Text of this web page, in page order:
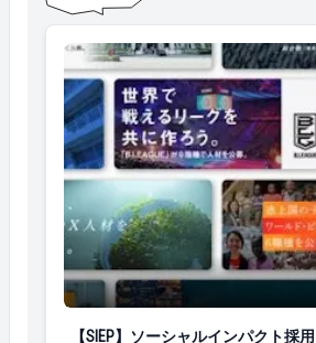
【SIEP】ソーシャルインパク
【SIEP】ソーシャルインパクト採